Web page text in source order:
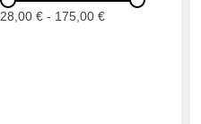
28,00 € - 175,00 €